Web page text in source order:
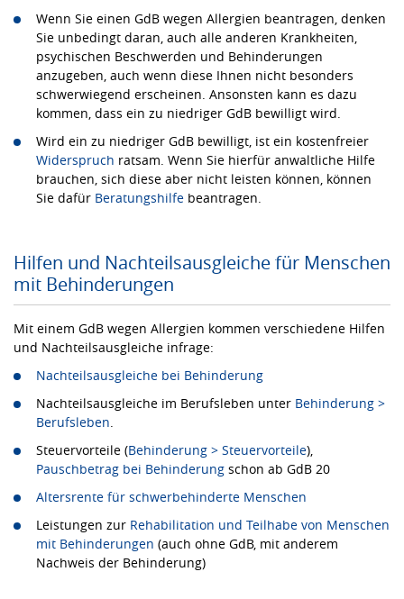
Wenn Sie einen GdB wegen Allergien beantragen, denken
Sie unbedingt daran, auch alle anderen Krankheiten,
psychischen Beschwerden und Behinderungen
anzugeben, auch wenn diese Ihnen nicht besonders
schwerwiegend erscheinen. Ansonsten kann es dazu
kommen, dass ein zu niedriger GdB bewilligt wird.
Wird ein zu niedriger GdB bewilligt, ist ein kostenfreier
Widerspruch ratsam. Wenn Sie hierfür anwaltliche Hilfe
brauchen, sich diese aber nicht leisten können, können
Sie dafür Beratungshilfe beantragen.
Hilfen und Nachteilsausgleiche für Menschen
mit Behinderungen
Mit einem GdB wegen Allergien kommen verschiedene Hilfen
und Nachteilsausgleiche infrage:
Nachteilsausgleiche bei Behinderung
Nachteilsausgleiche im Berufsleben unter Behinderung >
Berufsleben
Steuervorteile (Behinderung > Steuervorteile),
Pauschbetrag bei Behinderung schon ab GdB 20
Altersrente für schwerbehinderte Menschen
Leistungen zur Rehabilitation und Teilhabe von Menschen
mit Behinderungen (auch ohne GdB, mit anderem
Nachweis der Behinderung)